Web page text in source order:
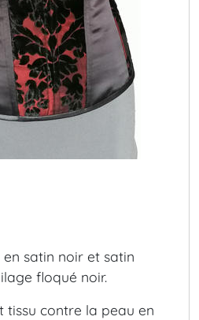
satin noir et satin
floqué noir.
tissu contre la peau en